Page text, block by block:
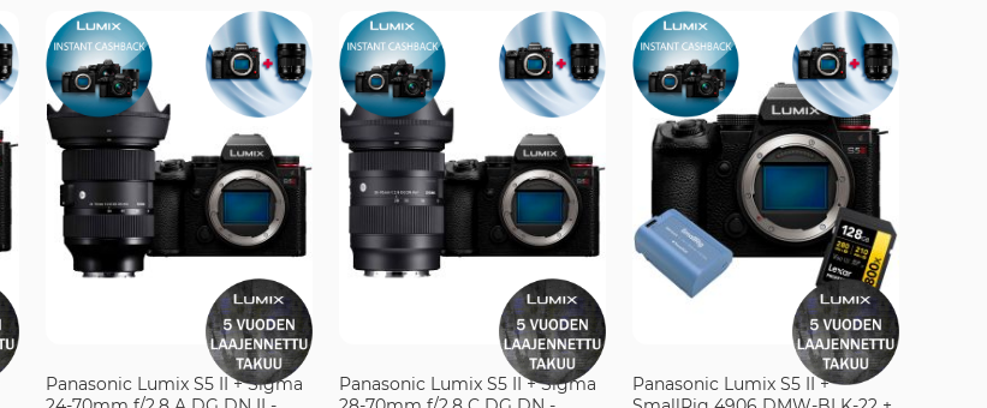
Panasonic Lumix S5 II + Sigma
Panasonic Lumix S5 II + Sigma
Panasonic Lumix S5 II +